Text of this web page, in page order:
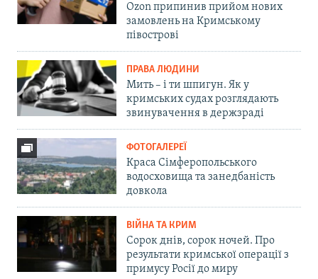
Ozon припинив прийом нових
замовлень на Кримському
півострові
ПРАВА ЛЮДИНИ
Мить – і ти шпигун. Як у
кримських судах розглядають
звинувачення в держзраді
ФОТОГАЛЕРЕЇ
Краса Сімферопольського
водосховища та занедбаність
довкола
ВІЙНА ТА КРИМ
Сорок днів, сорок ночей. Про
результати кримської операції з
примусу Росії до миру